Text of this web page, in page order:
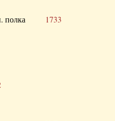
полка 1733